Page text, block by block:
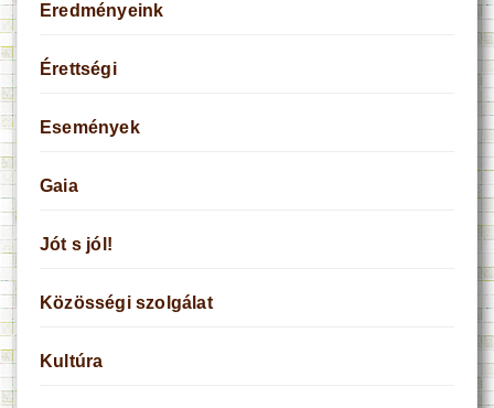
Eredményeink
Érettségi
Események
Gaia
Jót s jól!
Közösségi szolgálat
Kultúra